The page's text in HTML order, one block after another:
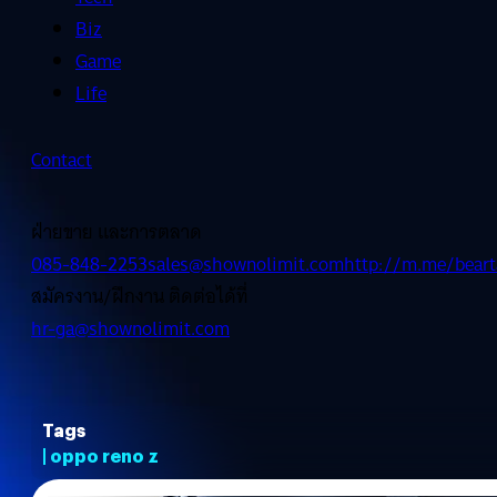
Biz
Game
Life
Contact
ฝ่ายขาย และการตลาด
085-848-2253sales@shownolimit.comhttp://m.me/
สมัครงาน/ฝึกงาน ติดต่อได้ที่
hr-ga@shownolimit.com
Tags
| oppo reno z